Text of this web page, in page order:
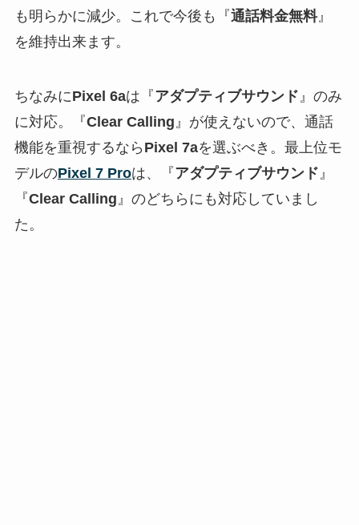
も明らかに減少。これで今後も『通話料金無料』
を維持出来ます。
ちなみにPixel 6aは『アダプティブサウンド 』のみ
に対応。『Clear Calling 』が使えないので、通話
機能を重視するなら Pixel 7aを選ぶべき。最上位モ
デルのPixel 7 Proは、『アダプティブサウンド 』
『Clear Calling 』のどちらにも対応していまし
た。